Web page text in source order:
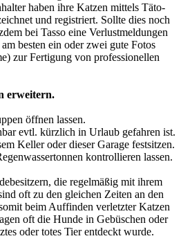
haben ihre Katzen mittels Täto-
und registriert. Sollte dies noch
bei Tasso eine Verlustmeldungen
besten ein oder zwei gute Fotos
zur Fertigung von professionellen
erweitern.
öffnen lassen.
evtl. kürzlich in Urlaub gefahren ist.
Keller oder dieser Garage festsitzen.
kontrollieren lassen.
die regelmäßig mit ihrem
oft zu den gleichen Zeiten an den
beim Auffinden verletzter Katzen
oft die Hunde in Gebüschen oder
oder totes Tier entdeckt wurde.